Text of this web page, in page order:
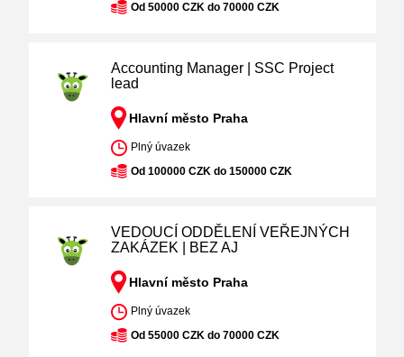
Od 50000 CZK do 70000 CZK
Accounting Manager | SSC Project
lead
Hlavní město Praha
Plný úvazek
Od 100000 CZK do 150000 CZK
VEDOUCÍ ODDĚLENÍ VEŘEJNÝCH
ZAKÁZEK | BEZ AJ
Hlavní město Praha
Plný úvazek
Od 55000 CZK do 70000 CZK